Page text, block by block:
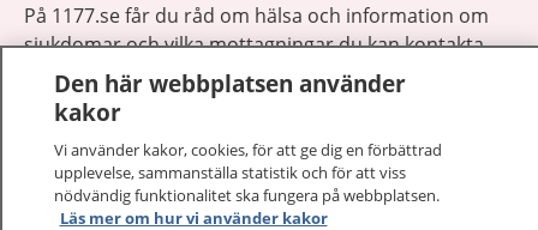
På 1177.se får du råd om hälsa och information om
sjukdomar och vilka mottagningar du kan kontakta.
Logga in för att läsa din journal och göra dina
vårdärenden. Ring telefonnummer 1177 för
1177 ger dig råd när du vill må bättre.
Den här webbplatsen använder
kakor
Vi använder kakor, cookies, för att ge dig en förbättrad
upplevelse, sammanställa statistik och för att viss
nödvändig funktionalitet ska fungera på webbplatsen.
Läs mer om hur vi använder kakor